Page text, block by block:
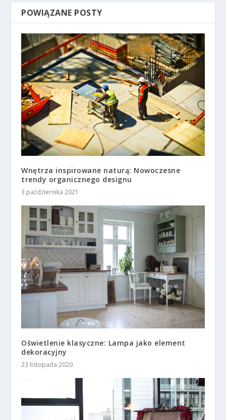
POWIĄZANE POSTY
Wnętrza inspirowane naturą: Nowoczesne
trendy organicznego designu
3 października 2021
Oświetlenie klasyczne: Lampa jako element
dekoracyjny
23 listopada 2020